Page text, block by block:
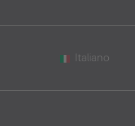
Italiano